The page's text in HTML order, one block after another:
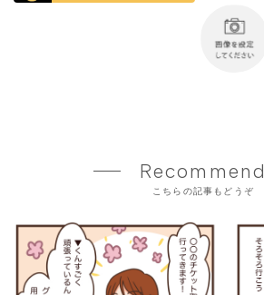
Recommend
こちらの記事もどうぞ